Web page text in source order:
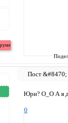
Юри? О_О А я
0